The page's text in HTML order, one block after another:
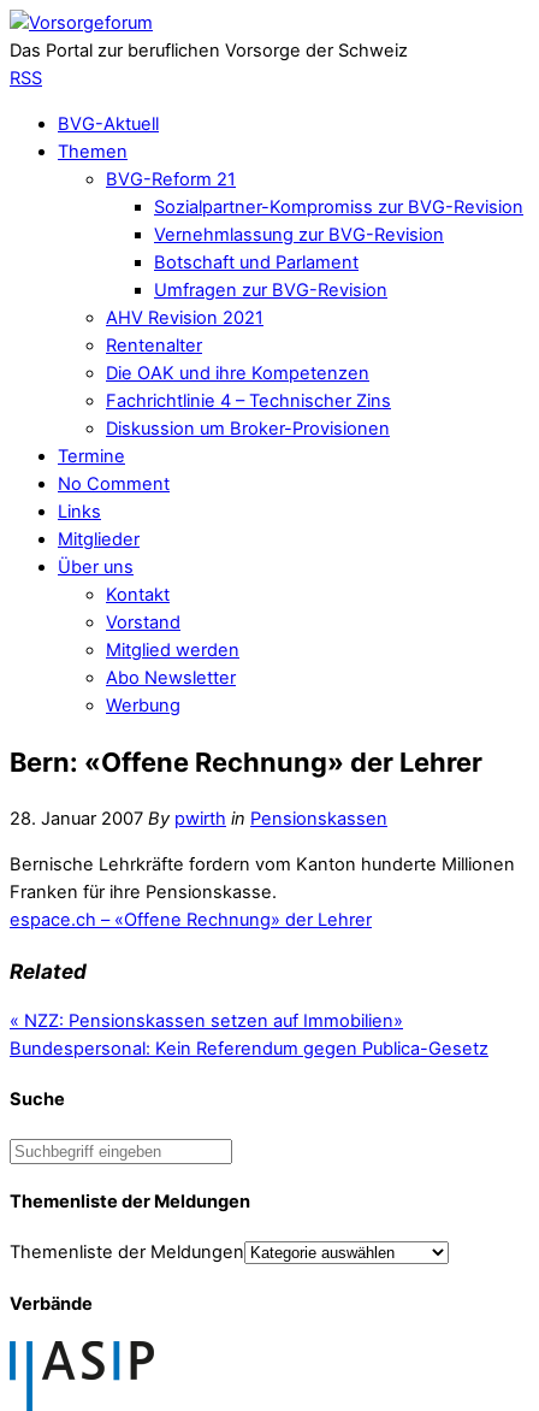
Das Portal zur beruflichen Vorsorge der Schweiz
RSS
BVG-Aktuell
Themen
BVG-Reform 21
Sozialpartner-Kompromiss zur BVG-Revision
Vernehmlassung zur BVG-Revision
Botschaft und Parlament
Umfragen zur BVG-Revision
AHV Revision 2021
Rentenalter
Die OAK und ihre Kompetenzen
Fachrichtlinie 4 – Technischer Zins
Diskussion um Broker-Provisionen
Termine
No Comment
Links
Mitglieder
Über uns
Kontakt
Vorstand
Mitglied werden
Abo Newsletter
Werbung
Bern: «Offene Rechnung» der Lehrer
28. Januar 2007 By pwirth in Pensionskassen
Bernische Lehrkräfte fordern vom Kanton hunderte Millionen
Franken für ihre Pensionskasse.
espace.ch – «Offene Rechnung» der Lehrer
Related
« NZZ: Pensionskassen setzen auf Immobilien»
Bundespersonal: Kein Referendum gegen Publica-Gesetz
Suche
Themenliste der Meldungen
Themenliste der Meldungen
Verbände